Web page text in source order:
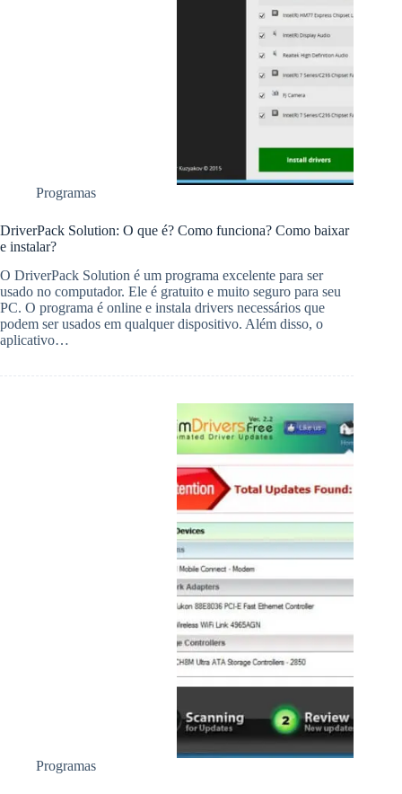
Programas
DriverPack Solution: O que é? Como funciona? Como baixar
e instalar?
O DriverPack Solution é um programa excelente para ser
usado no computador. Ele é gratuito e muito seguro para seu
PC. O programa é online e instala drivers necessários que
podem ser usados em qualquer dispositivo. Além disso, o
aplicativo…
Programas